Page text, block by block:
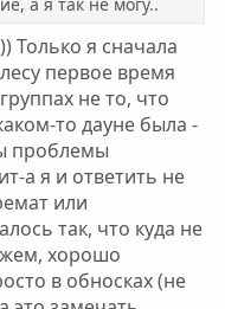
Только я сначала
первое время
не то, что
то дауне была -
проблемы
а я и ответить не
или
так, что куда не
хорошо
в обносках (не